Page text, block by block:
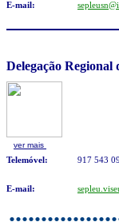
E-mail:
Delegação Regional
ver mais
Telemóvel:
917 543
E-mail: